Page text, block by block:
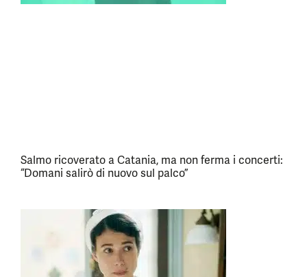
Salmo ricoverato a Catania, ma non ferma i concerti:
“Domani salirò di nuovo sul palco”